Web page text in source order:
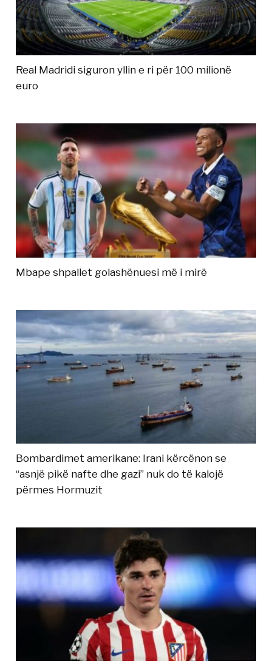
Real Madridi siguron yllin e ri për 100 milionë
euro
Mbape shpallet golashënuesi më i mirë
Bombardimet amerikane: Irani kërcënon se
“asnjë pikë nafte dhe gazi” nuk do të kalojë
përmes Hormuzit